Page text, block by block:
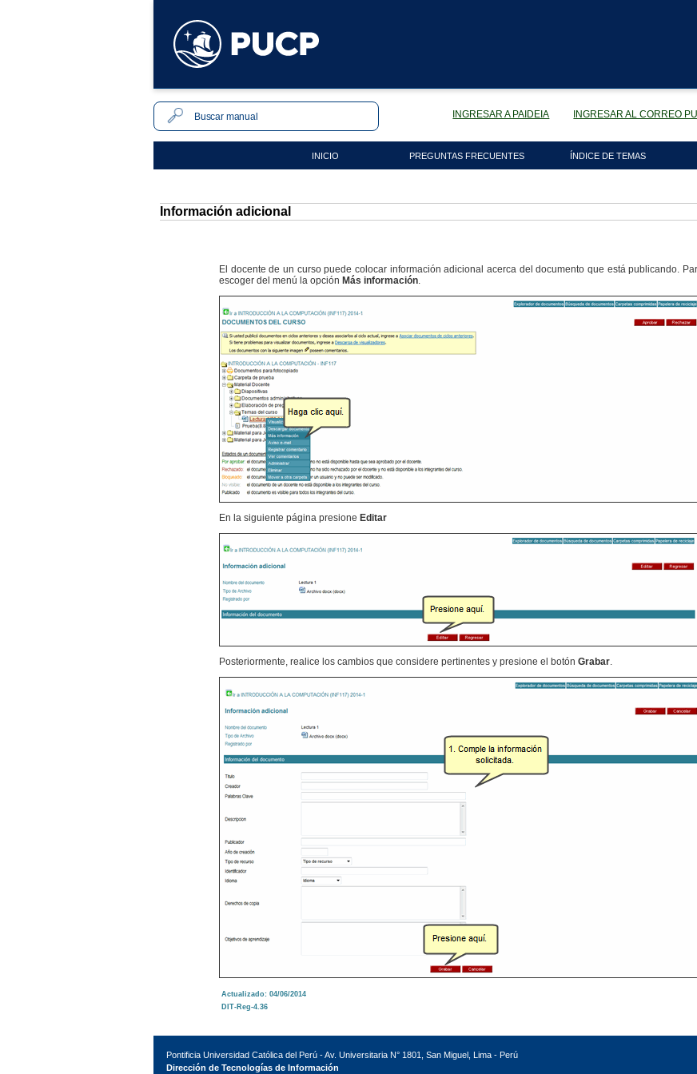
INGRESAR A PAIDEIA INGRESAR AL CORREO
INICIO PREGUNTAS FRECUENTES ÍNDICE DE TEMAS
Información adicional
El docente de un curso puede colocar información adicional acerca del documento que está publicando.
escoger del menú la opción Más información.
En la siguiente página presione Editar
Posteriormente, realice los cambios que considere pertinentes y presione el botón Grabar.
Actualizado: 04/06/2014
DIT-Reg-4.36
Pontificia Universidad Católica del Perú - Av. Universitaria N° 1801, San Miguel, Lima - Perú
Dirección de Tecnologías de Información